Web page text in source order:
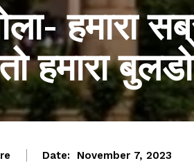
हमारा
हमारा
Date: November 7, 2023